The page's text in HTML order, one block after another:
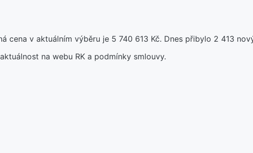
cena v aktuálním výběru je 5 740 613 Kč. Dnes přibylo 2 413
na webu RK a podmínky smlouvy.